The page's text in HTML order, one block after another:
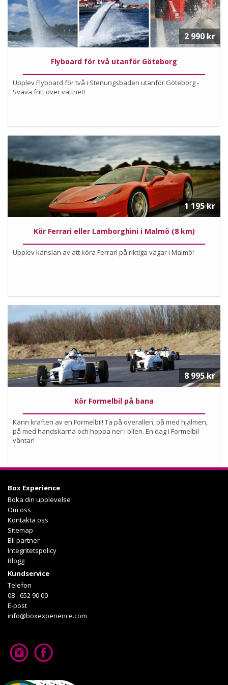
Flyboard för två utanför Göteborg
Upplev Flyboard för två i Stenungsbaden utanför Göteborg -
Sväva fritt över vattnet!
2 990 kr
Köp
Läs mer om upplevelsen
Kör Ferrari eller Lamborghini i Malmö (8 km)
Upplev känslan av att köra Ferrari på riktiga vägar i Malmö!
1 195 kr
Köp
Läs mer om upplevelsen
Kör Formelbil på bana
Känn kraften av en Formelbil! Ta på overallen, på med hjälmen,
på med handskarna och hoppa ner i bilen. En dag i Formelbil
väntar!
8 995 kr
Box Experience
Boka din upplevelse
Om oss
Kontakta oss
Sitemap
Bli partner
Integritetspolicy
Blogg
Kundservice
Telefon
08 - 652 90 00
E-post
info@boxexperience.com